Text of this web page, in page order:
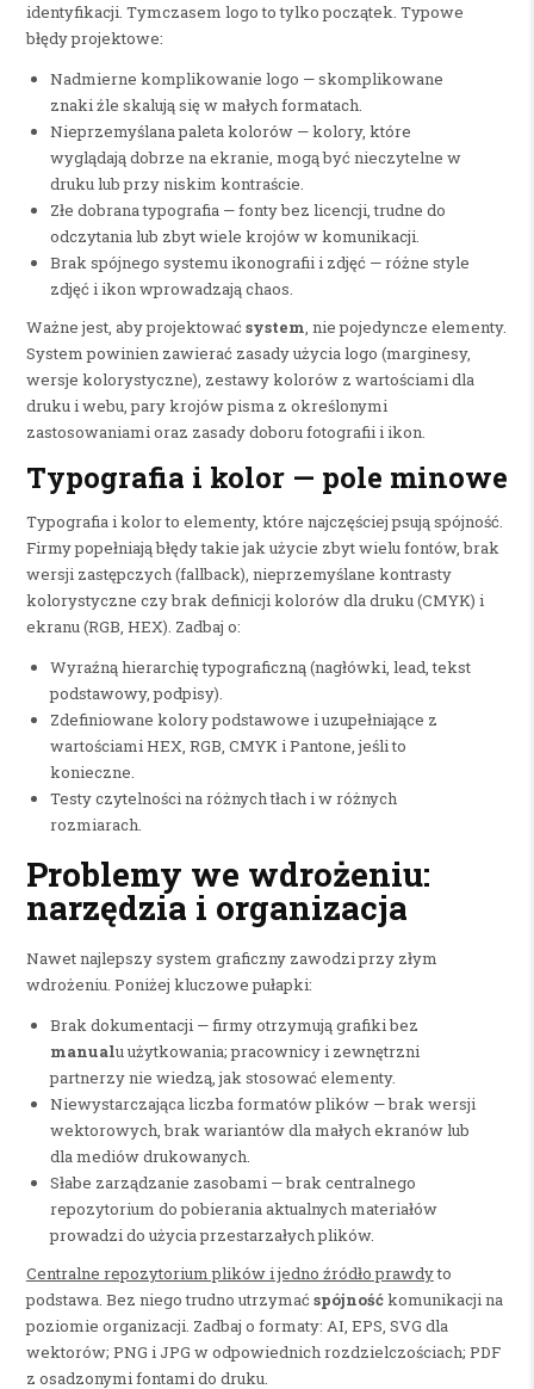
identyfikacji. Tymczasem logo to tylko początek. Typowe
błędy projektowe:
Nadmierne komplikowanie logo — skomplikowane
znaki źle skalują się w małych formatach.
Nieprzemyślana paleta kolorów — kolory, które
wyglądają dobrze na ekranie, mogą być nieczytelne w
druku lub przy niskim kontraście.
Złe dobrana typografia — fonty bez licencji, trudne do
odczytania lub zbyt wiele krojów w komunikacji.
Brak spójnego systemu ikonografii i zdjęć — różne style
zdjęć i ikon wprowadzają chaos.
Ważne jest, aby projektować system, nie pojedyncze elementy.
System powinien zawierać zasady użycia logo (marginesy,
wersje kolorystyczne), zestawy kolorów z wartościami dla
druku i webu, pary krojów pisma z określonymi
zastosowaniami oraz zasady doboru fotografii i ikon.
Typografia i kolor — pole minowe
Typografia i kolor to elementy, które najczęściej psują spójność.
Firmy popełniają błędy takie jak użycie zbyt wielu fontów, brak
wersji zastępczych (fallback), nieprzemyślane kontrasty
kolorystyczne czy brak definicji kolorów dla druku (CMYK) i
ekranu (RGB, HEX). Zadbaj o:
Wyraźną hierarchię typograficzną (nagłówki, lead, tekst
podstawowy, podpisy).
Zdefiniowane kolory podstawowe i uzupełniające z
wartościami HEX, RGB, CMYK i Pantone, jeśli to
konieczne.
Testy czytelności na różnych tłach i w różnych
rozmiarach.
Problemy we wdrożeniu:
narzędzia i organizacja
Nawet najlepszy system graficzny zawodzi przy złym
wdrożeniu. Poniżej kluczowe pułapki:
Brak dokumentacji — firmy otrzymują grafiki bez
manualu użytkowania; pracownicy i zewnętrzni
partnerzy nie wiedzą, jak stosować elementy.
Niewystarczająca liczba formatów plików — brak wersji
wektorowych, brak wariantów dla małych ekranów lub
dla mediów drukowanych.
Słabe zarządzanie zasobami — brak centralnego
repozytorium do pobierania aktualnych materiałów
prowadzi do użycia przestarzałych plików.
Centralne repozytorium plików i jedno źródło prawdyto
podstawa. Bez niego trudno utrzymać spójnośćkomunikacji na
poziomie organizacji. Zadbaj o formaty: AI, EPS, SVG dla
wektorów; PNG i JPG w odpowiednich rozdzielczościach; PDF
z osadzonymi fontami do druku.